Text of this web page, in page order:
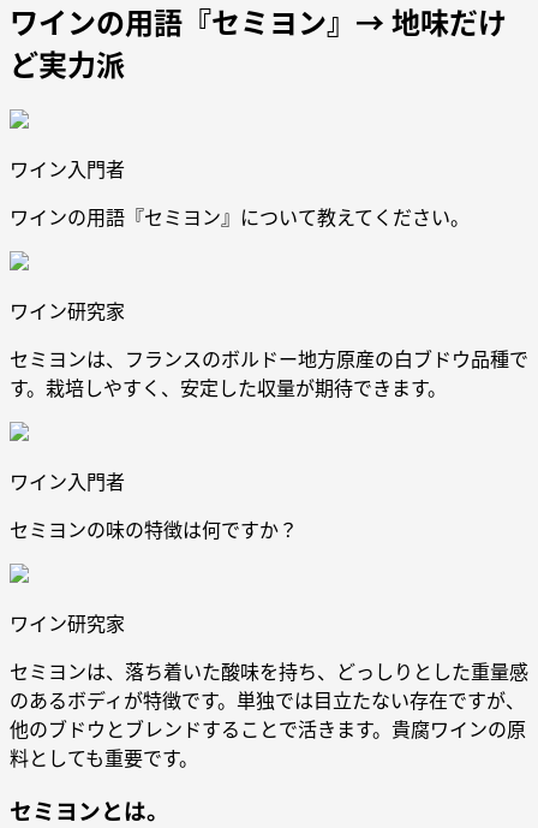
ワインの用語『セミヨン』→ 地味だけ
ど実力派
ワイン入門者
ワインの用語『セミヨン』について教えてください。
ワイン研究家
セミヨンは、フランスのボルドー地方原産の白ブドウ品種で
す。栽培しやすく、安定した収量が期待できます。
ワイン入門者
セミヨンの味の特徴は何ですか？
ワイン研究家
セミヨンは、落ち着いた酸味を持ち、どっしりとした重量感
のあるボディが特徴です。単独では目立たない存在ですが、
他のブドウとブレンドすることで活きます。貴腐ワインの原
料としても重要です。
セミヨンとは。